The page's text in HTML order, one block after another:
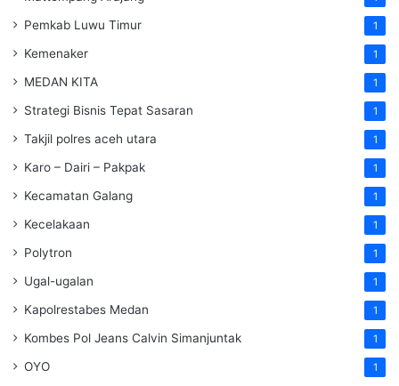
Pemkab Luwu Timur 1
Kemenaker 1
MEDAN KITA 1
Strategi Bisnis Tepat Sasaran 1
Takjil polres aceh utara 1
Karo – Dairi – Pakpak 1
Kecamatan Galang 1
Kecelakaan 1
Polytron 1
Ugal-ugalan 1
Kapolrestabes Medan 1
Kombes Pol Jeans Calvin Simanjuntak 1
OYO 1